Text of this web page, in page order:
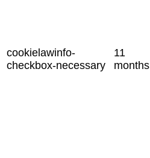
cookielawinfo-
checkbox-necessary
11
months